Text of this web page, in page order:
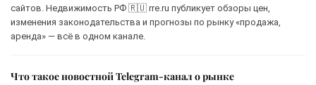
сайтов. Недвижимость РФ 🇷🇺 rre.ru публикует обзоры цен,
изменения законодательства и прогнозы по рынку «продажа,
аренда» — всё в одном канале.
Что такое новостной Telegram-канал о рынке